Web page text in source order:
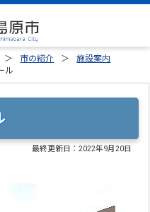
市の紹介
施設案内
ル
最終更新日：2022年9月20日